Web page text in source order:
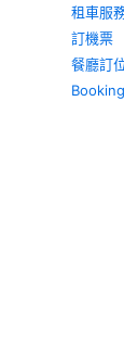
租車服
訂機票
餐廳訂